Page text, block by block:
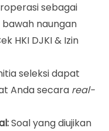
sebagai
naungan
HKI DJKI & Izin
seleksi dapat
Anda secara real-
Soal yang diujikan